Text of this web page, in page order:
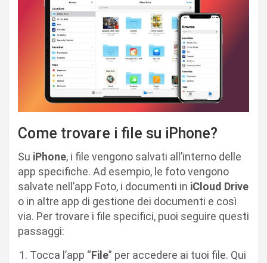
Come trovare i file su iPhone?
Su iPhone, i file vengono salvati all’interno delle
app specifiche. Ad esempio, le foto vengono
salvate nell’app Foto, i documenti in iCloud Drive
o in altre app di gestione dei documenti e così
via. Per trovare i file specifici, puoi seguire questi
passaggi:
Tocca l’app “File” per accedere ai tuoi file. Qui